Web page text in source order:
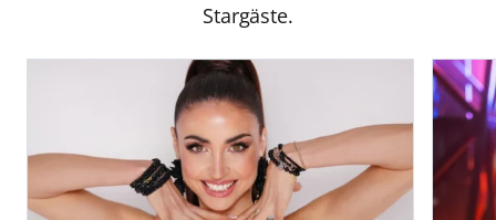
Stargäste.